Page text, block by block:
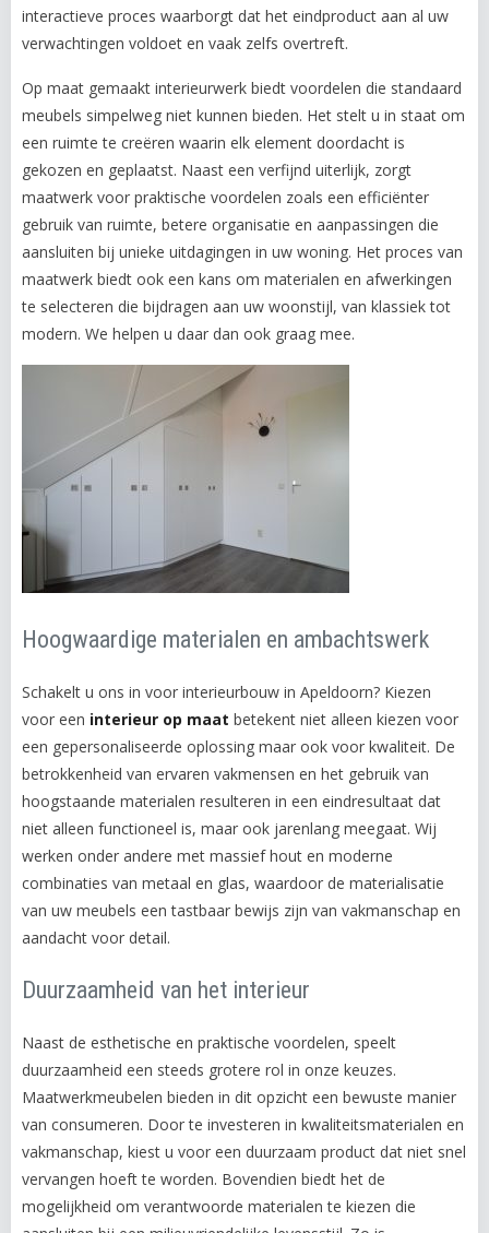
interactieve proces waarborgt dat het eindproduct aan al uw
verwachtingen voldoet en vaak zelfs overtreft.
Op maat gemaakt interieurwerk biedt voordelen die standaard
meubels simpelweg niet kunnen bieden. Het stelt u in staat om
een ruimte te creëren waarin elk element doordacht is
gekozen en geplaatst. Naast een verfijnd uiterlijk, zorgt
maatwerk voor praktische voordelen zoals een efficiënter
gebruik van ruimte, betere organisatie en aanpassingen die
aansluiten bij unieke uitdagingen in uw woning. Het proces van
maatwerk biedt ook een kans om materialen en afwerkingen
te selecteren die bijdragen aan uw woonstijl, van klassiek tot
modern. We helpen u daar dan ook graag mee.
Hoogwaardige materialen en ambachtswerk
Schakelt u ons in voor interieurbouw in Apeldoorn? Kiezen
voor een interieur op maat betekent niet alleen kiezen voor
een gepersonaliseerde oplossing maar ook voor kwaliteit. De
betrokkenheid van ervaren vakmensen en het gebruik van
hoogstaande materialen resulteren in een eindresultaat dat
niet alleen functioneel is, maar ook jarenlang meegaat. Wij
werken onder andere met massief hout en moderne
combinaties van metaal en glas, waardoor de materialisatie
van uw meubels een tastbaar bewijs zijn van vakmanschap en
aandacht voor detail.
Duurzaamheid van het interieur
Naast de esthetische en praktische voordelen, speelt
duurzaamheid een steeds grotere rol in onze keuzes.
Maatwerkmeubelen bieden in dit opzicht een bewuste manier
van consumeren. Door te investeren in kwaliteitsmaterialen en
vakmanschap, kiest u voor een duurzaam product dat niet snel
vervangen hoeft te worden. Bovendien biedt het de
mogelijkheid om verantwoorde materialen te kiezen die